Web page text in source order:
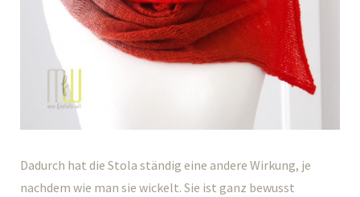
Dadurch hat die Stola ständig eine andere Wirkung, je
nachdem wie man sie wickelt. Sie ist ganz bewusst